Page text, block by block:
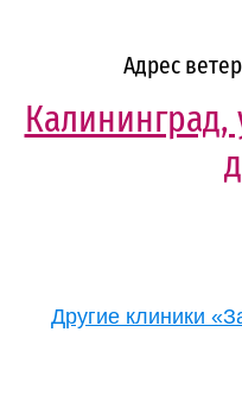
Адрес
Другие клиники